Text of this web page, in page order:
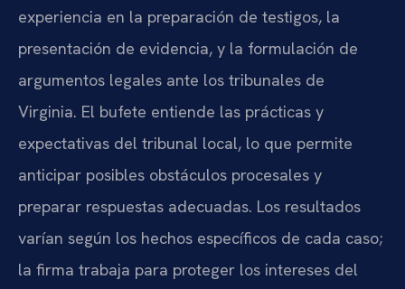
experiencia en la preparación de testigos, la
presentación de evidencia, y la formulación de
argumentos legales ante los tribunales de
Virginia. El bufete entiende las prácticas y
expectativas del tribunal local, lo que permite
anticipar posibles obstáculos procesales y
preparar respuestas adecuadas. Los resultados
varían según los hechos específicos de cada caso;
la firma trabaja para proteger los intereses del